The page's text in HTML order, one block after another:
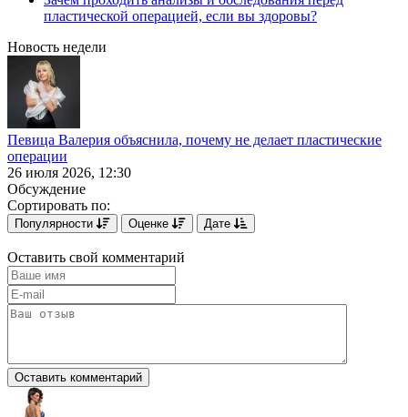
пластической операцией, если вы здоровы?
Новость недели
Певица Валерия объяснила, почему не делает пластические
операции
26 июля 2026, 12:30
Обсуждение
Сортировать по:
Популярности Оценке Дате
Оставить свой комментарий